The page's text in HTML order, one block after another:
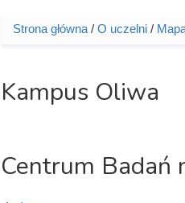
Jesteś tutaj
Strona główna/ O uczelni/
Kampus Oliwa
Centrum Badań